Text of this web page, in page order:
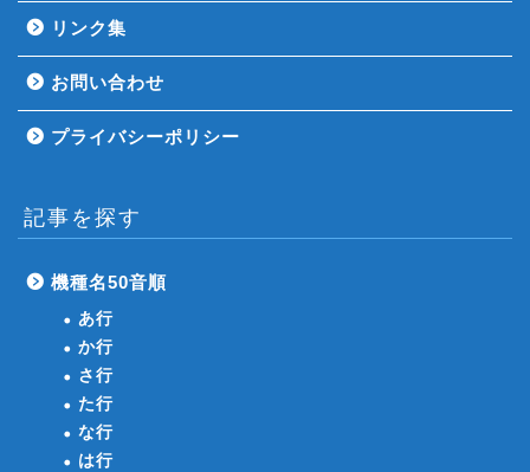
リンク集
お問い合わせ
プライバシーポリシー
記事を探す
機種名50音順
あ行
か行
さ行
た行
な行
は行